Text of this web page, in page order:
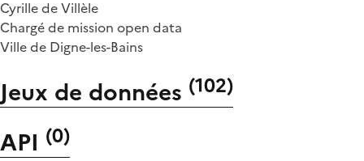
Cyrille de Villèle
Chargé de mission open data
Ville de Digne-les-Bains
Jeux de données (102)
API (0)